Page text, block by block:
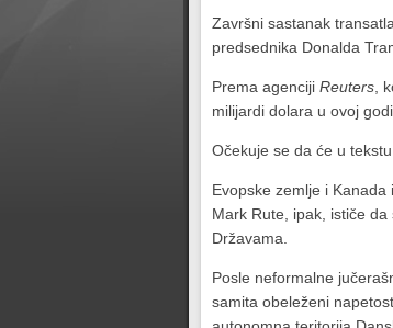
Završni sastanak
predsednika Donalda
Prema agenciji Reuters ,
milijardi dolara u ovoj
Očekuje se da će u
Evopske zemlje i
Mark Rute, ipak, ističe
Državama.
Posle neformalne
samita obeleženi